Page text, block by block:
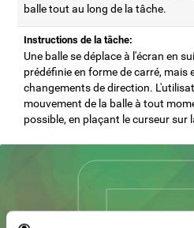
balle tout au long de la tâche.
Instructions de la tâche:
Une balle se déplace à l'écran en
prédéfinie en forme de carré,
changements de direction.
mouvement de la balle à tout
possible, en plaçant le curseur sur